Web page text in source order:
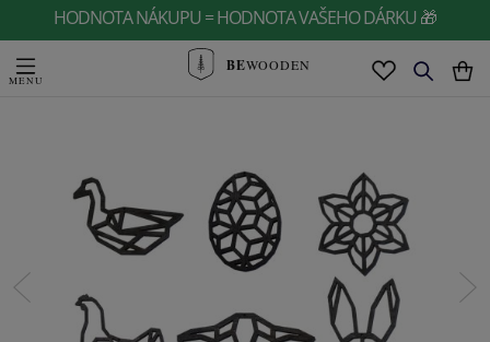
HODNOTA NÁKUPU = HODNOTA VAŠEHO DÁRKU 🎁
BEWOODEN